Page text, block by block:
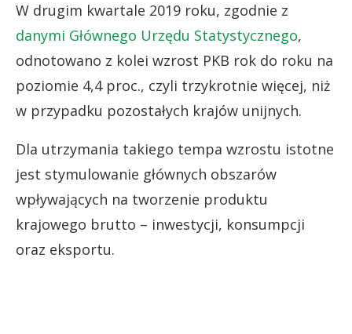
W drugim kwartale 2019 roku, zgodnie z
danymi Głównego Urzędu Statystycznego,
odnotowano z kolei wzrost PKB rok do roku na
poziomie 4,4 proc., czyli trzykrotnie więcej, niż
w przypadku pozostałych krajów unijnych.
Dla utrzymania takiego tempa wzrostu istotne
jest stymulowanie głównych obszarów
wpływających na tworzenie produktu
krajowego brutto – inwestycji, konsumpcji
oraz eksportu.